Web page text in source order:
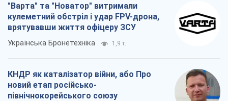
"Варта" та "Новатор" витримали
кулеметний обстріл і удар FPV-дрона,
врятувавши життя офіцеру ЗСУ
Українська Бронетехніка 1,9 т.
КНДР як каталізатор війни, або Про
новий етап російсько-
північнокорейського союзу